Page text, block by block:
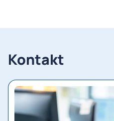
Kontakt